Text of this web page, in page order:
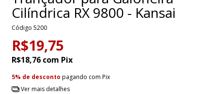
Cilíndrica RX 9800 - Kansai
Código 5200
R$19,75
R$18,76 com Pix
5% de desconto pagando com Pix
Ver mais detalhes